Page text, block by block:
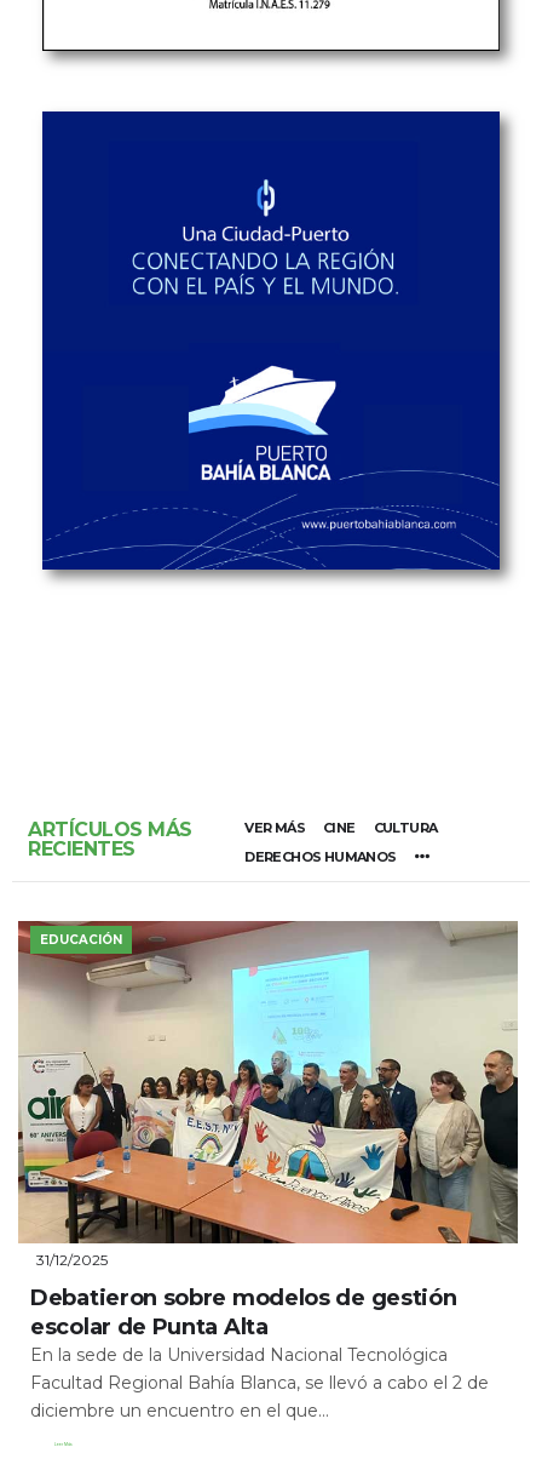
ARTÍCULOS MÁS
RECIENTES
VER MÁS CINE
CULTURA
DERECHOS HUMANOS
EDUCACIÓN
31/12/2025
Debatieron sobre modelos de gestión
escolar de Punta Alta
En la sede de la Universidad Nacional Tecnológica
Facultad Regional Bahía Blanca, se llevó a cabo el 2 de
diciembre un encuentro en el que...
Leer Más